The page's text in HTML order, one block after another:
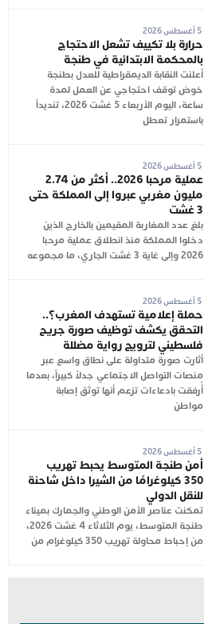
5 أغسطس 2026
حرارة بلا تكييف تشعل الاحتجاج
بالمحكمة الابتدائية في طنجة
أعلنت النقابة الديمقراطية للعدل بطنجة
خوض توقف احتجاجي عن العمل لمدة
ساعة، اليوم الأربعاء 5 غشت 2026، تنديداً
باستمرار تعطل
5 أغسطس 2026
عملية مرحبا 2026.. أكثر من 2.74
مليون مغربي عبروا إلى المملكة حتى
3 غشت
بلغ عدد المغاربة المقيمين بالخارج الذين
دخلوا المملكة منذ انطلاق عملية مرحبا
2026 وإلى غاية 3 غشت الجاري، ما مجموعه
5 أغسطس 2026
حملة إعلامية تستهدف المغرب؟..
التحقق يكشف توظيف صورة جريح
فلسطيني لترويج رواية مضللة
أثارت صورة متداولة على نطاق واسع عبر
منصات التواصل الاجتماعي جدلاً كبيراً، بعدما
أُرفقت بادعاءات تزعم أنها توثق إصابة
مواطن
5 أغسطس 2026
أمن طنجة المتوسط يحبط تهريب
350 كيلوغرامًا من الشيرا داخل شاحنة
للنقل الدولي
تمكنت عناصر الأمن الوطني والجمارك بميناء
طنجة المتوسط، يوم الثلاثاء 4 غشت 2026،
من إحباط محاولة تهريب 350 كيلوغرام من